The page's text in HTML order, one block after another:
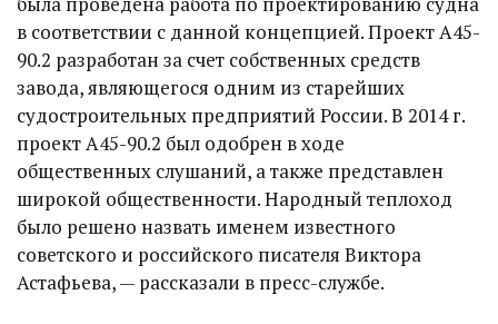
в соответствии с данной концепцией. Проект А45-
90.2 разработан за счет собственных средств
завода, являющегося одним из старейших
судостроительных предприятий России. В 2014 г.
проект А45-90.2 был одобрен в ходе
общественных слушаний, а также представлен
широкой общественности. Народный теплоход
было решено назвать именем известного
советского и российского писателя Виктора
Астафьева, — рассказали в пресс-службе.